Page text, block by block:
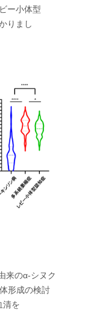
ー小体型
りまし
来のα-シヌク
形成の検討
清を